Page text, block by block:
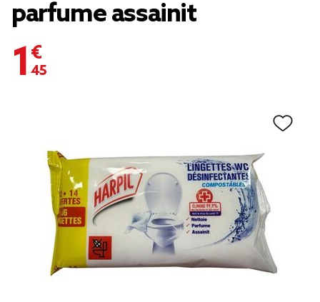
parfume assainit
1,45 €